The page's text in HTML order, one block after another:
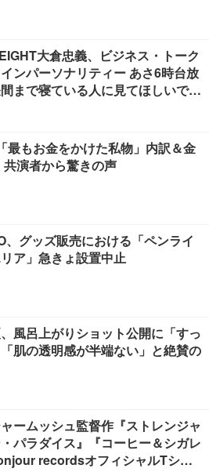
大倉忠義、ビジネス・トーク
ンパーソナリティー あさ6時台放
まで寝ている人に見てほしいで
最もお金をかけた私物」内訳＆金
演者から驚きの声
、グッズ販売における「ペンライ
リア」急きょ設置中止
風呂上がりショット公開に「すっ
肌の透明感が半端ない」と絶賛の
ームッシュ監督作『ストレンジャ
パラダイス』『コーヒー＆シガレ
recordsオフィシャルTシャ